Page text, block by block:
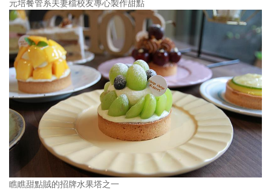
元培餐管系夫妻檔校友專心製作甜點
瞧瞧甜點賊的招牌水果塔之一